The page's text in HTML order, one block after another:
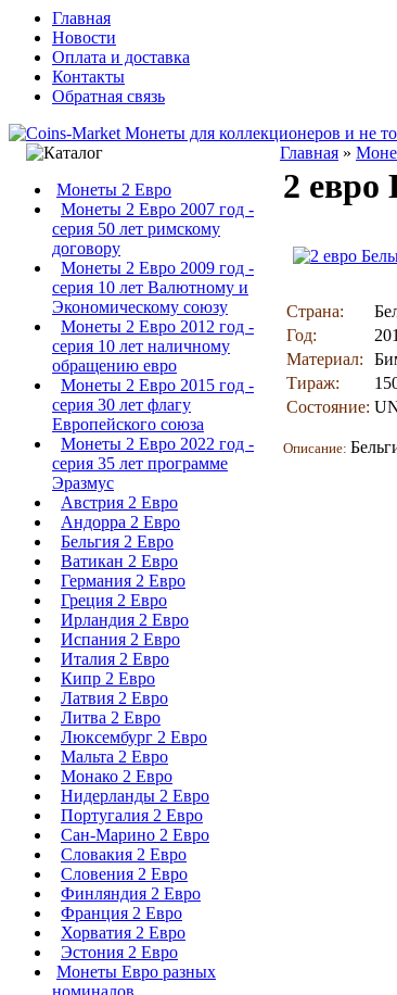
Главная
Новости
Оплата и доставка
Контакты
Обратная связь
Монеты 2 Евро
Монеты 2 Евро 2007 год -
серия 50 лет римскому
договору
Монеты 2 Евро 2009 год -
серия 10 лет Валютному и
Экономическому союзу
Монеты 2 Евро 2012 год -
серия 10 лет наличному
обращению евро
Монеты 2 Евро 2015 год -
серия 30 лет флагу
Европейского союза
Монеты 2 Евро 2022 год -
серия 35 лет программе
Эразмус
Австрия 2 Евро
Андорра 2 Евро
Бельгия 2 Евро
Ватикан 2 Евро
Германия 2 Евро
Греция 2 Евро
Ирландия 2 Евро
Испания 2 Евро
Италия 2 Евро
Кипр 2 Евро
Латвия 2 Евро
Литва 2 Евро
Люксембург 2 Евро
Мальта 2 Евро
Монако 2 Евро
Нидерланды 2 Евро
Португалия 2 Евро
Сан-Марино 2 Евро
Словакия 2 Евро
Словения 2 Евро
Финляндия 2 Евро
Франция 2 Евро
Хорватия 2 Евро
Эстония 2 Евро
Монеты Евро разных
номиналов
Главная »
2
Страна:
Год:
Материал:
Тираж:
Состояние:
Описание: